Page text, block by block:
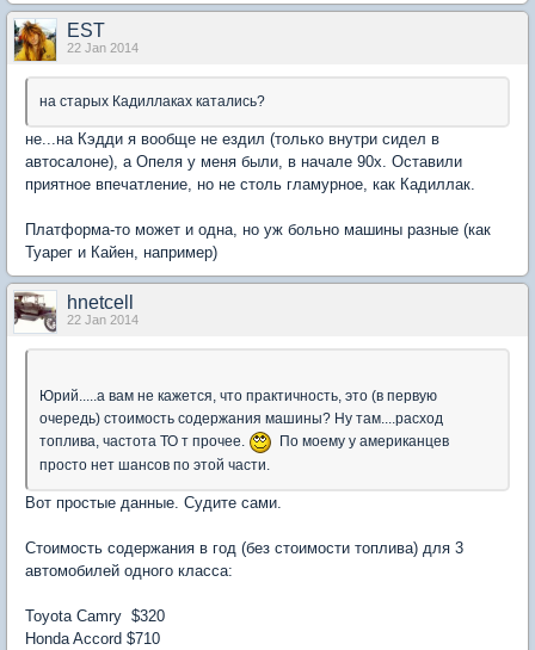
EST
22 Jan 2014
на старых Кадиллаках катались?
не...на Кэдди я вообще не ездил (только внутри сидел в
автосалоне), а Опеля у меня были, в начале 90х. Оставили
приятное впечатление, но не столь гламурное, как Кадиллак.
Платформа-то может и одна, но уж больно машины разные (как
Туарег и Кайен, например)
hnetcell
22 Jan 2014
Юрий.....а вам не кажется, что практичность, это (в первую
очередь) стоимость содержания машины? Ну там....расход
топлива, частота ТО т прочее.
По моему у американцев
просто нет шансов по этой части.
Вот простые данные. Судите сами.
Стоимость содержания в год (без стоимости топлива) для 3
автомобилей одного класса:
Toyota Camry $320
Honda Accord $710